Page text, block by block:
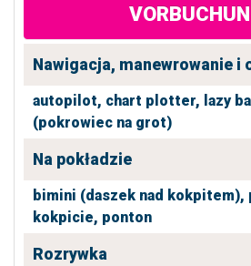
Nawigacja, manewrowanie i
autopilot, chart plotter, lazy
(pokrowiec na grot)
Na pokładzie
bimini (daszek nad kokpitem),
kokpicie, ponton
Rozrywka